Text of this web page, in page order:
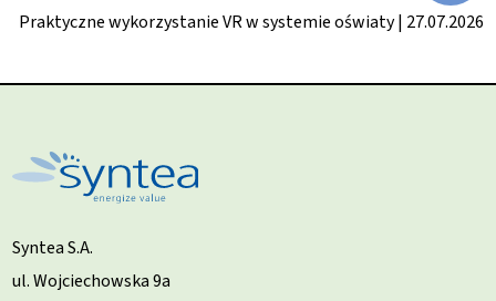
Praktyczne wykorzystanie VR w systemie oświaty | 27.07.2026
Syntea S.A.
ul. Wojciechowska 9a